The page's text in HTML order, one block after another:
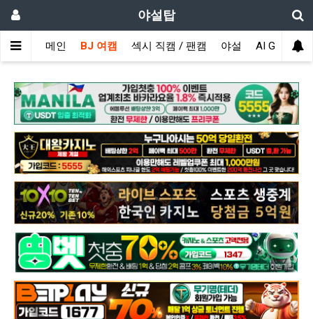
야설탑
메인 BJ 여캠 섹시 직캠 / 팬캠 야설 AI GIRL